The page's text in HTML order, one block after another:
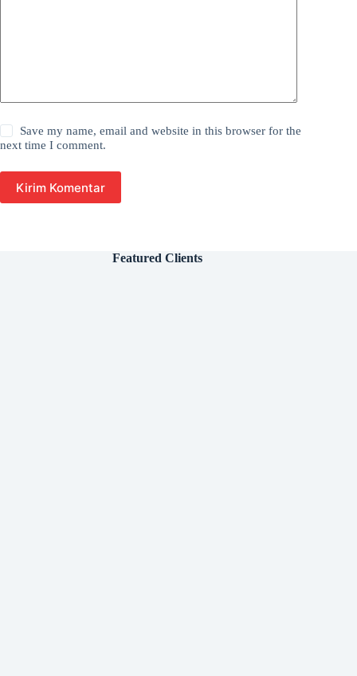
Save my name, email and website in this browser for the
next time I comment.
Kirim Komentar
Featured Clients